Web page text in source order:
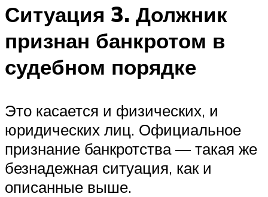
Ситуация 3. Должник
признан банкротом в
судебном порядке
Это касается и физических, и
юридических лиц. Официальное
признание банкротства — такая же
безнадежная ситуация, как и
описанные выше.